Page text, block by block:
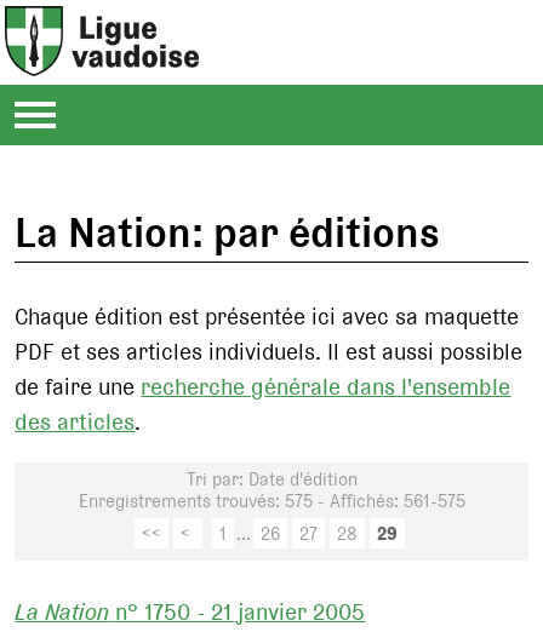
La Nation: par éditions
Chaque édition est présentée ici avec sa maquette
PDF et ses articles individuels. Il est aussi possible
de faire unerecherche générale dans l'ensemble
des articles.
Tri par: Date d'édition
Enregistrements trouvés: 575 - Affichés: 561-575
<<
< 1 ... 26 27 28 29
La Nationn° 1750 - 21 janvier 2005